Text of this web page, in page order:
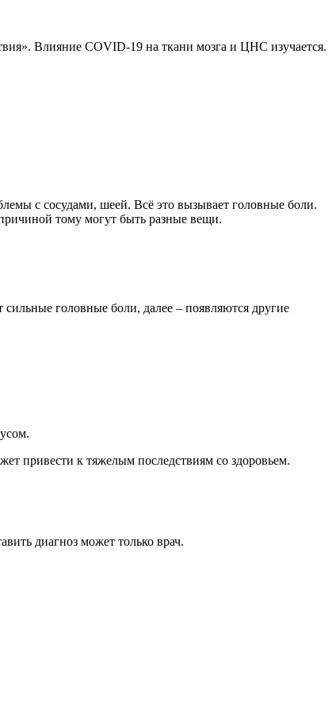
Влияние COVID-19 на ткани мозга и ЦНС изучается.
с сосудами, шеей. Всё это вызывает головные боли.
тому могут быть разные вещи.
головные боли, далее – появляются другие
привести к тяжелым последствиям со здоровьем.
диагноз может только врач.